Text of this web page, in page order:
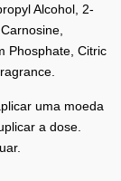
Alcohol, 2-
Phosphate, Citric
uma moeda
a dose.